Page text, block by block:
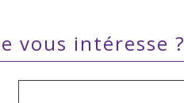
vous intéresse ?